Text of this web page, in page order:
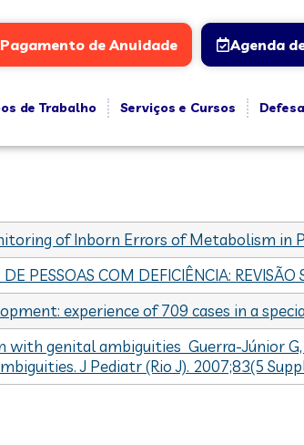
Pagamento de Anuidade Agenda
de Trabalho Serviços e Cursos
of Inborn Errors of Metabolism in
COM DEFICIÊNCIA: REVISÃO
experience of 709 cases in a
genital ambiguities Guerra-Júnior
J Pediatr (Rio J). 2007;83(5